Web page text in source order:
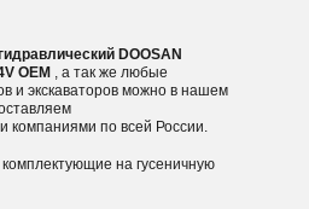
DOOSAN
OEM , а так же любые
и экскаваторов можно в нашем
компаниями по всей России.
на гусеничную